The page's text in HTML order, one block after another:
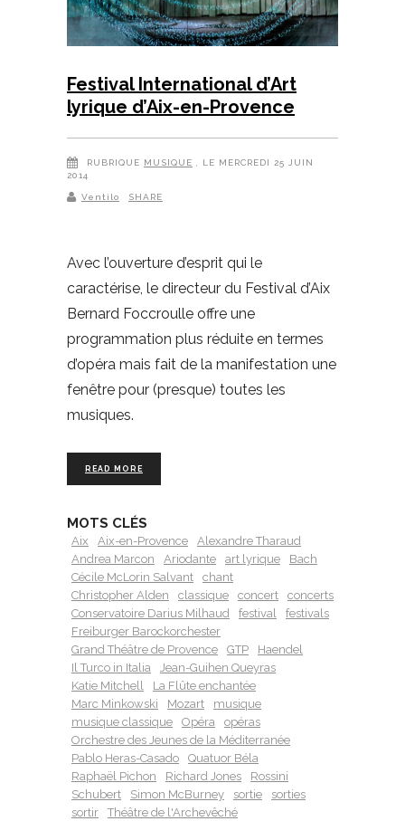
Festival International d’Art
lyrique d’Aix-en-Provence
RUBRIQUE MUSIQUE
, LE MERCREDI 25 JUIN
2014
Ventilo SHARE
Avec l’ouverture d’esprit qui le
caractérise, le directeur du Festival d’Aix
Bernard Foccroulle offre une
programmation plus réduite en termes
d’opéra mais fait de la manifestation une
fenêtre pour (presque) toutes les
musiques.
READ MORE
MOTS CLÉS
Aix Aix-en-Provence
Alexandre Tharaud
Andrea Marcon
Ariodante art lyrique
Bach
Cécile McLorin Salvant
chant
Christopher Alden
classique concert
concerts
Conservatoire Darius Milhaud
festival
festivals
Freiburger Barockorchester
Grand Théâtre de Provence
GTP
Haendel
Il Turco in Italia
Jean-Guihen Queyras
Katie Mitchell
La Flûte enchantée
Marc Minkowski
Mozart
musique
musique classique
Opéra
opéras
Orchestre des Jeunes de la Méditerranée
Pablo Heras-Casado
Quatuor Béla
Raphaël Pichon
Richard Jones
Rossini
Schubert
Simon McBurney sortie
sorties
sortir
Théâtre de l'Archevêché